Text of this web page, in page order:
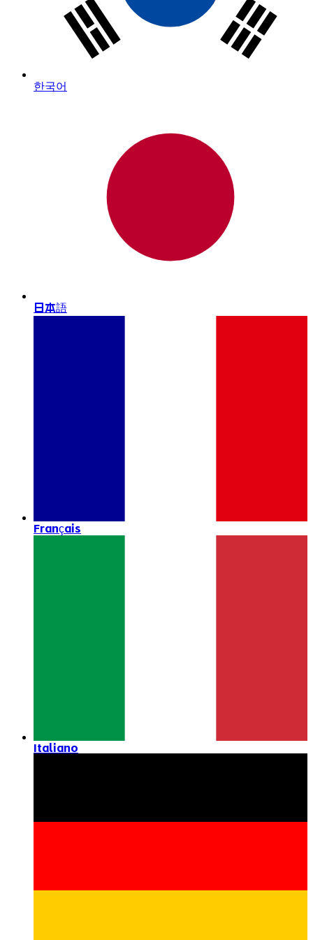
한국어
日本語
Français
Italiano